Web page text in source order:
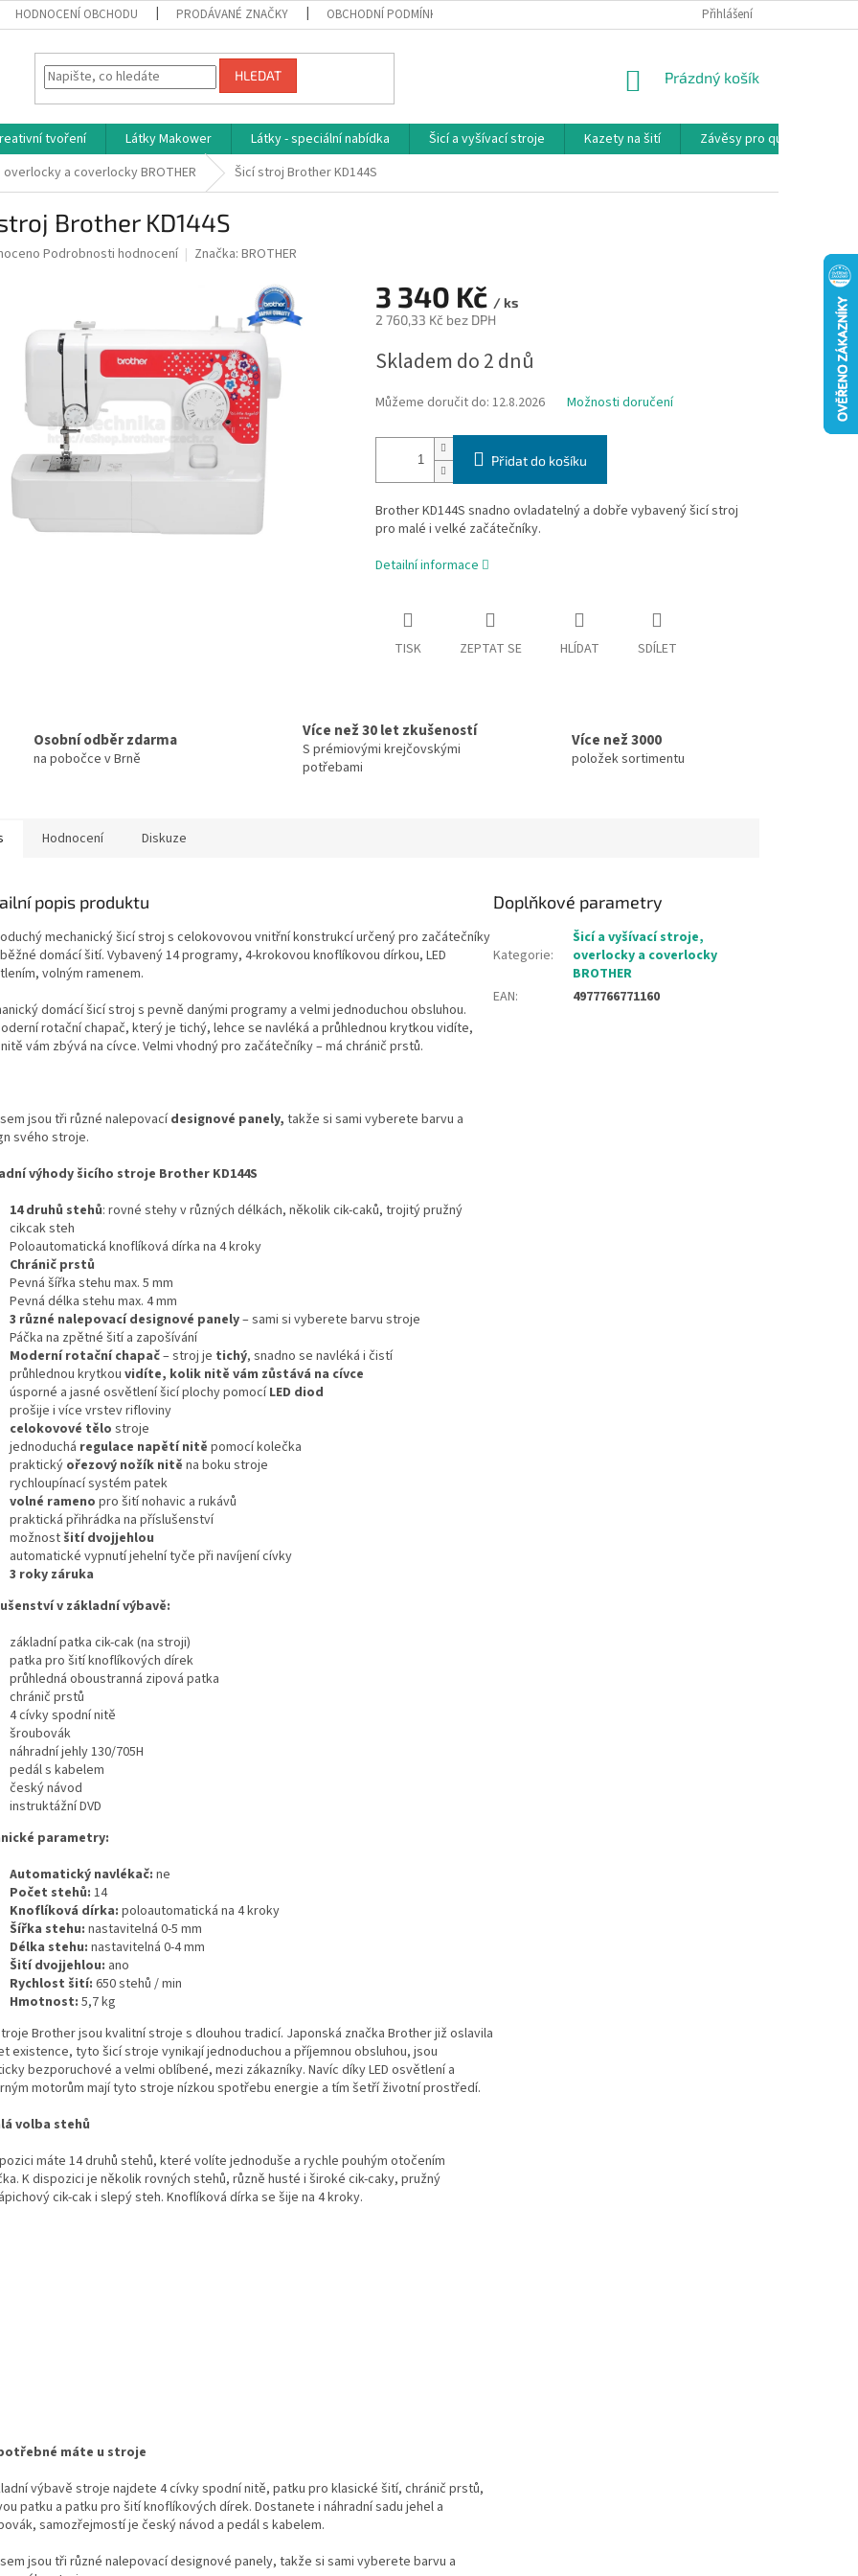
HODNOCENÍ OBCHODU PRODÁVANÉ ZNAČKY OBCHODNÍ PODMÍNKY REKLAMAČNÍ PODMÍNKY
Přihlášení
HLEDAT
NÁKUPNÍ
Prázdný košík
tvoření Látky Makower Látky - speciální nabídka Šicí a vyšívací stroje Kazety na šití Závěsy pro quilty
a coverlocky BROTHER
Šicí stroj Brother KD144S
Brother KD144S
Podrobnosti hodnocení Značka: BROTHER
3 340 Kč / ks
2 760,33 Kč bez DPH
cena:
Skladem do 2 dnů
Můžeme doručit do: 12.8.2026 Možnosti doručení
Přidat do košíku
Brother KD144S snadno ovladatelný a dobře vybavený šicí stroj
pro malé i velké začátečníky.
Detailní informace
TISK ZEPTAT SE HLÍDAT SDÍLET
Osobní odběr zdarma
na pobočce v Brně
Více než 30 let zkušeností
S prémiovými krejčovskými
potřebami
Více než 3000
položek sortimentu
Hodnocení Diskuze
popis produktu
mechanický šicí stroj s celokovovou vnitřní konstrukcí určený pro začátečníky
domácí šití. Vybavený 14 programy, 4-krokovou knoflíkovou dírkou, LED
volným ramenem.
domácí šicí stroj s pevně danými programy a velmi jednoduchou obsluhou.
rotační chapač, který je tichý, lehce se navléká a průhlednou krytkou vidíte,
vám zbývá na cívce. Velmi vhodný pro začátečníky – má chránič prstů.
jsou tři různé nalepovacídesignové panely, takže si sami vyberete barvu a
svého stroje.
výhody šicího stroje Brother KD144S
14 druhů stehů: rovné stehy v různých délkách, několik cik-caků, trojitý pružný
cikcak steh
Poloautomatická knoflíková dírka na 4 kroky
Chránič prstů
Pevná šířka stehu max. 5 mm
Pevná délka stehu max. 4 mm
3 různé nalepovací designové panely– sami si vyberete barvu stroje
Páčka na zpětné šití a zapošívání
Moderní rotační chapač– stroj je tichý, snadno se navléká i čistí
průhlednou krytkou vidíte, kolik nitě vám zůstává na cívce
úsporné a jasné osvětlení šicí plochy pomocíLED diod
prošije i více vrstev rifloviny
celokovové tělo stroje
jednoduchá regulace napětí nitě pomocí kolečka
praktický ořezový nožík nitě na boku stroje
rychloupínací systém patek
volné rameno pro šití nohavic a rukávů
praktická přihrádka na příslušenství
možnost šití dvojjehlou
automatické vypnutí jehelní tyče při navíjení cívky
3 roky záruka
v základní výbavě:
základní patka cik-cak (na stroji)
patka pro šití knoflíkových dírek
průhledná oboustranná zipová patka
chránič prstů
4 cívky spodní nitě
šroubovák
náhradní jehly 130/705H
pedál s kabelem
český návod
instruktážní DVD
parametry:
Automatický navlékač: ne
Počet stehů: 14
Knoflíková dírka: poloautomatická na 4 kroky
Šířka stehu: nastavitelná 0-5 mm
Délka stehu: nastavitelná 0-4 mm
Šití dvojjehlou: ano
Rychlost šití: 650 stehů / min
Hmotnost: 5,7 kg
Brother jsou kvalitní stroje s dlouhou tradicí. Japonská značka Brother již oslavila
existence, tyto šicí stroje vynikají jednoduchou a příjemnou obsluhou, jsou
bezporuchové a velmi oblíbené, mezi zákazníky. Navíc díky LED osvětlení a
motorům mají tyto stroje nízkou spotřebu energie a tím šetří životní prostředí.
volba stehů
máte 14 druhů stehů, které volíte jednoduše a rychle pouhým otočením
K dispozici je několik rovných stehů, různě husté i široké cik-caky, pružný
cik-cak i slepý steh. Knoflíková dírka se šije na 4 kroky.
máte u stroje
výbavě stroje najdete 4 cívky spodní nitě, patku pro klasické šití, chránič prstů,
patku a patku pro šití knoflíkových dírek. Dostanete i náhradní sadu jehel a
samozřejmostí je český návod a pedál s kabelem.
jsou tři různé nalepovací designové panely, takže si sami vyberete barvu a
Doplňkové parametry
Kategorie:
Šicí a vyšívací stroje,
overlocky a coverlocky
BROTHER
EAN: 4977766771160